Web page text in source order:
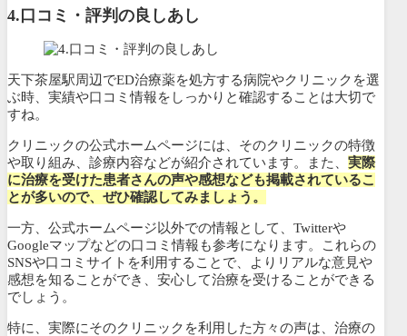
4.口コミ・評判の良しあし
天下茶屋駅周辺でED治療薬を処方する病院やクリニックを選
ぶ時、実績や口コミ情報をしっかりと確認することは大切で
すね。
クリニックの公式ホームページには、そのクリニックの特徴
や取り組み、診療内容などが紹介されています。また、 実際
に治療を受けた患者さんの声や感想なども掲載されているこ
とが多いので、ぜひ確認してみましょう。
一方、公式ホームページ以外での情報として、Twitterや
Googleマップなどの口コミ情報も参考になります。これらの
SNSや口コミサイトを利用することで、よりリアルな意見や
感想を知ることができ、安心して治療を受けることができる
でしょう。
特に、実際にそのクリニックを利用した方々の声は、治療の